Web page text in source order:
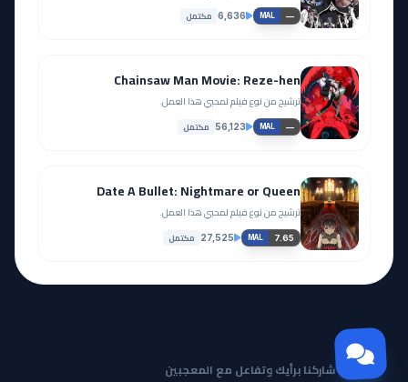
MAL —
6,636 مكتمل
Chainsaw Man Movie: Reze-hen
ترشيح من نوع فيلم لمحبي هذا العمل.
MAL —
56,123 مكتمل
Date A Bullet: Nightmare or Queen
ترشيح من نوع فيلم لمحبي هذا العمل.
MAL 7.65
27,525 مكتمل
مجتمع Otanyuu
شاركنا برأيك وتفاعل مع المعجبين